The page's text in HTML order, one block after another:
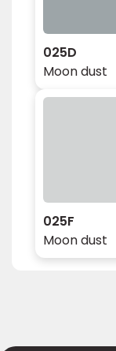
025D
Moon dust
025F
Moon dust